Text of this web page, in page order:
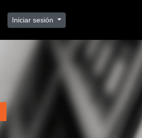
Iniciar sesión